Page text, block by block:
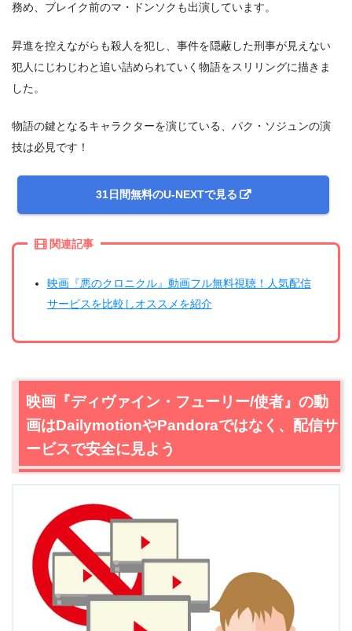
務め、ブレイク前のマ・ドンソクも出演しています。
昇進を控えながらも殺人を犯し、事件を隠蔽した刑事が見えない
犯人にじわじわと追い詰められていく物語をスリリングに描きま
した。
物語の鍵となるキャラクターを演じている、パク・ソジュンの演
技は必見です！
31日間無料のU-NEXTで見る
関連記事
映画『悪のクロニクル』動画フル無料視聴！人気配信
サービスを比較しオススメを紹介
映画『ディヴァイン・フューリー/使者』の動
画はDailymotionやPandoraではなく、配信サ
ービスで安全に見よう